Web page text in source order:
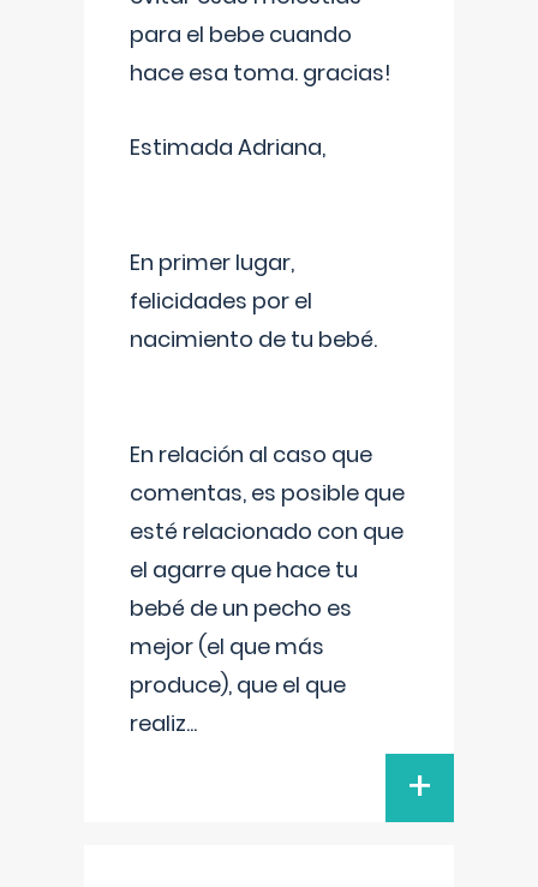
para el bebe cuando
hace esa toma. gracias!
Estimada Adriana,
En primer lugar,
felicidades por el
nacimiento de tu bebé.
En relación al caso que
comentas, es posible que
esté relacionado con que
el agarre que hace tu
bebé de un pecho es
mejor (el que más
produce), que el que
realiz...
+